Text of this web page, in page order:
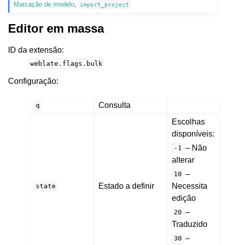
Marcação de modelo, import_project
Editor em massa
ID da extensão:
weblate.flags.bulk
Configuração:
q Consulta
state Estado a definir
Escolhas
disponíveis:
-1 – Não
alterar
10 –
Necessita
edição
20 –
Traduzido
30 –